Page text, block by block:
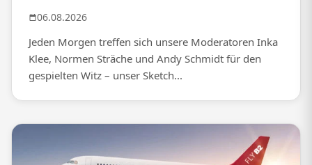
06.08.2026
Jeden Morgen treffen sich unsere Moderatoren Inka
Klee, Normen Sträche und Andy Schmidt für den
gespielten Witz – unser Sketch...